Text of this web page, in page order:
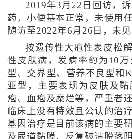
2019年3月22日回访，
药，小便基本正常，未使用
随访至2022年6月26日，未见
按遗传性大疱性表皮松
性皮肤病，发病率约为10
型、交界型、营养不良型和
亚型，主要表现为皮肤及
疱、血疱及糜烂等，严重者
临床上没有特效且公认的治
基因治疗是目前该病的主要
及尿道黏膜，反复破溃脱落